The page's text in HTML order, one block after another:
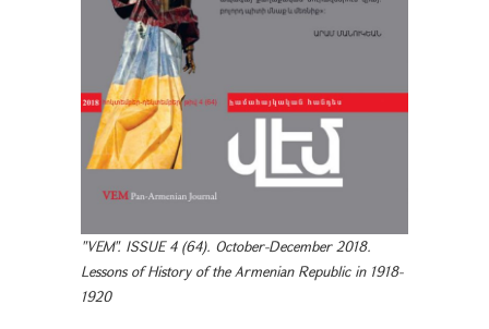
"VEM". ISSUE 4 (64). October-December 2018.
Lessons of History of the Armenian Republic in 1918-
1920